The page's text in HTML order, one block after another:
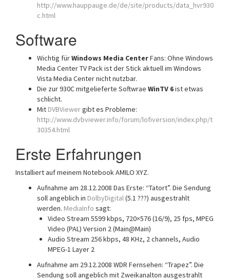
http://www.hauppauge.de/de/site/products/data_hvr930
c.html
Software
Wichtig fürWindows Media CenterFans: Ohne Windows
Media Center TV Pack ist der Stick aktuell im Windows
Vista Media Center nicht nutzbar.
Die zur 930C mitgelieferte Softwrae WinTV 6ist etwas
schlicht.
Mit DVBViewergibt es Probleme:
http://www.dvbviewer.info/forum/lofiversion/index.php/t
30354.html
Erste Erfahrungen
Installiert auf meinem Notebook AMILO XYZ.
Aufnahme am 28.12.2008 Das Erste: “Tatort”. Die Sendung
soll angeblich in DolbyDigital(5.1 ???) ausgestrahlt
werden. MediaInfo sagt:
Video Stream 5599 kbps, 720×576 (16/9), 25 fps, MPEG
Video (PAL) Version 2 (Main@Main)
Audio Stream 256 kbps, 48 KHz, 2 channels, Audio
MPEG-1 Layer 2
Aufnahme am 29.12.2008 WDR Fernsehen: “Trapez”. Die
Sendung soll angeblich mit Zweikanalton ausgestrahlt